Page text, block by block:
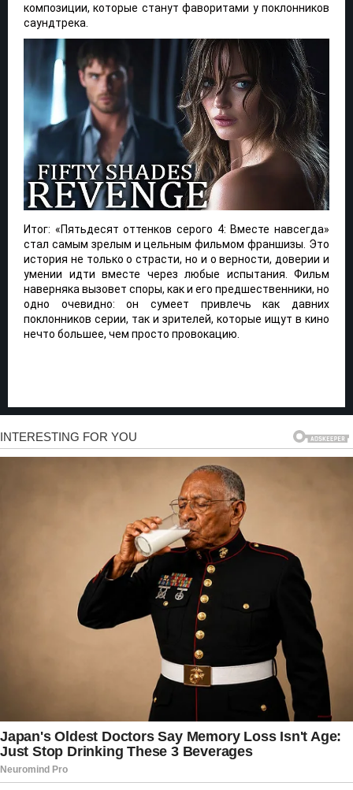
композиции, которые станут фаворитами у поклонников
саундтрека.
Итог: «Пятьдесят оттенков серого 4: Вместе навсегда»
стал самым зрелым и цельным фильмом франшизы. Это
история не только о страсти, но и о верности, доверии и
умении идти вместе через любые испытания. Фильм
наверняка вызовет споры, как и его предшественники, но
одно очевидно: он сумеет привлечь как давних
поклонников серии, так и зрителей, которые ищут в кино
нечто большее, чем просто провокацию.